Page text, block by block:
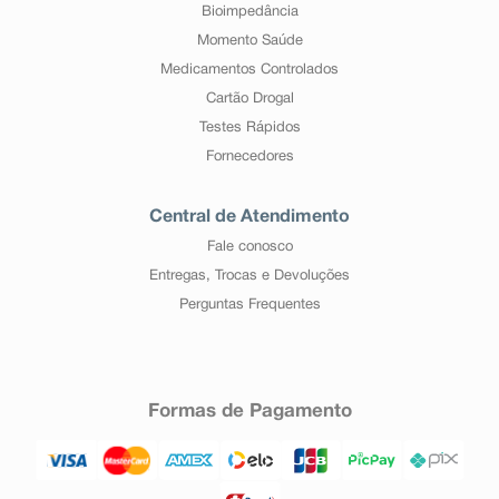
Bioimpedância
Momento Saúde
Medicamentos Controlados
Cartão Drogal
Testes Rápidos
Fornecedores
Central de Atendimento
Fale conosco
Entregas, Trocas e Devoluções
Perguntas Frequentes
Formas de Pagamento